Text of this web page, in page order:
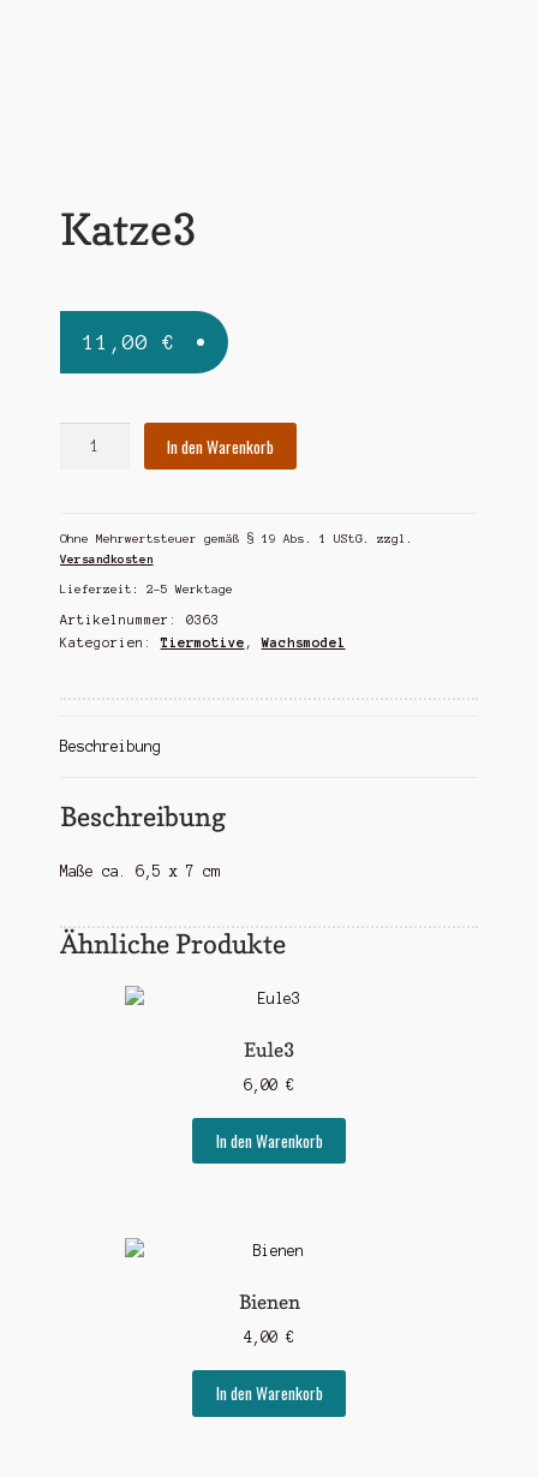
Katze3
11,00 €
In den Warenkorb
Ohne Mehrwertsteuer gemäß § 19 Abs. 1 UStG.
zzgl.
Versandkosten
Lieferzeit: 2-5 Werktage
Artikelnummer: 0363
Kategorien:Tiermotive ,Wachsmodel
Beschreibung
Beschreibung
Maße ca. 6,5 x 7 cm
Ähnliche Produkte
Eule3
6,00 €
In den Warenkorb
Bienen
4,00 €
In den Warenkorb